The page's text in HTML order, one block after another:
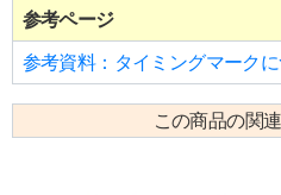
参考ページ
参考資料：タイミングマーク
この商品の関